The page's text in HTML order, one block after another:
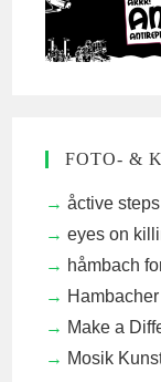
FOTO- &
åctive
eyes on
håmbach
Make a
Mosik